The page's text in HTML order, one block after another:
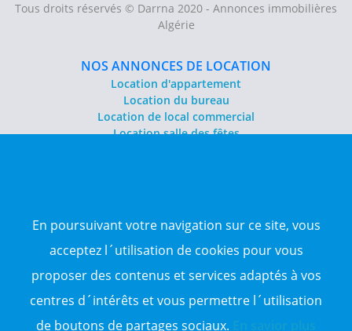
En poursuivant votre navigation sur ce site, vous
acceptez l´utilisation de cookies pour vous
proposer des contenus et services adaptés à vos
centres d´intérêts et vous permettre l´utilisation
de boutons de partages sociaux.
Tous droits réservés © Darrna 2020 - Annonces immobilières
Algérie
NOS ANNONCES DE LOCATION
Location d'appartement
Location du bureau
Location de local commercial
Location salle des fêtes
Vente terrain
Sitemap
TOP WILAYA
Annonce à 16-Alger